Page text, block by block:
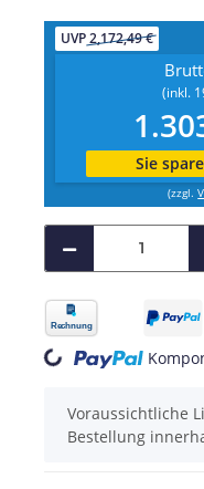
UVP2,172,49 €
(inkl.
Sie
(zzgl.
Loading...Voraussichtliche
Bestellung